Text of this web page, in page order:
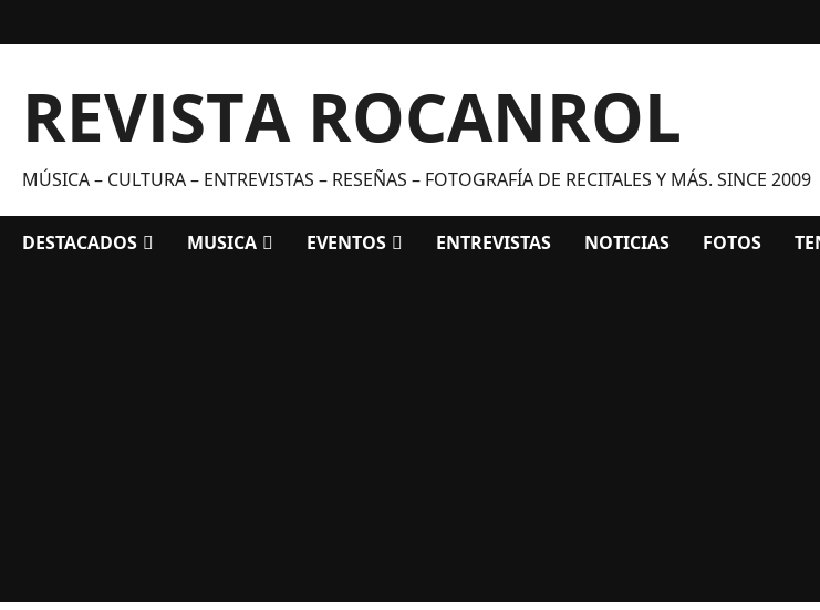
al
REVISTA ROCANROL
MÚSICA – CULTURA – ENTREVISTAS – RESEÑAS – FOTOGRAFÍA DE RECITALES Y MÁS. SINCE 2009
DESTACADOS MUSICA EVENTOS ENTREVISTAS NOTICIAS FOTOS